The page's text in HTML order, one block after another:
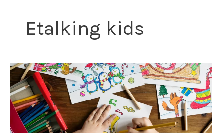
Etalking kids
誰
說
孩
子
不